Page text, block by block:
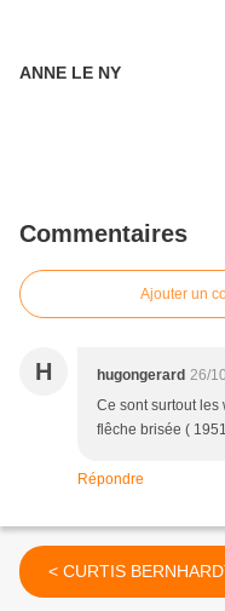
ANNE LE NY
Commentaires
Ajouter un
H hugongerard 26/
Ce sont surtout les
flêche brisée (
Répondre
< CURTIS